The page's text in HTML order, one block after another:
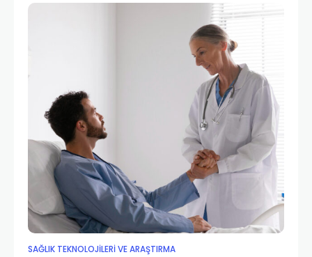
SAĞLIK TEKNOLOJİLERİ VE ARAŞTIRMA